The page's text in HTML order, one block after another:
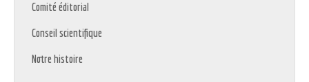
Comité éditorial
Conseil scientifique
Notre histoire